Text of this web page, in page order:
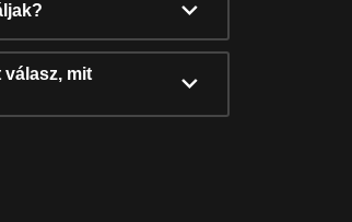
válasz, mit